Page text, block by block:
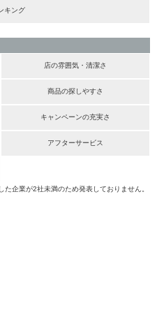
キング
店の雰囲気・清潔さ
商品の探しやすさ
キャンペーンの充実さ
アフターサービス
企業が2社未満のため発表しておりません。